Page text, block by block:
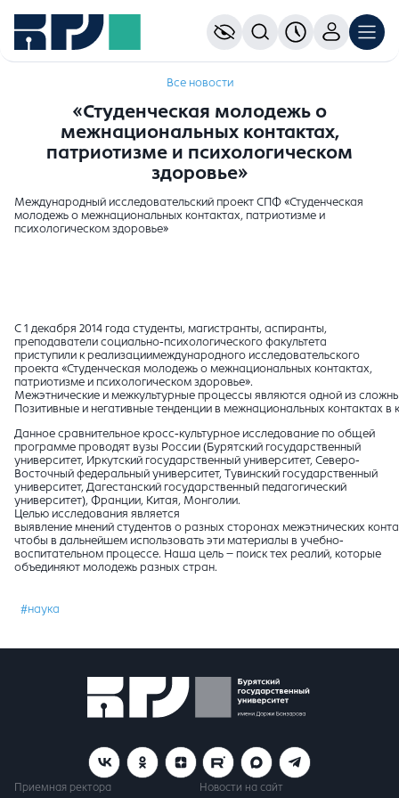
Все новости
«Студенческая молодежь о
межнациональных контактах,
патриотизме и психологическом
здоровье»
Международный исследовательский проект СПФ «Студенческая
молодежь о межнациональных контактах, патриотизме и
психологическом здоровье»
С 1 декабря 2014 года студенты, магистранты, аспиранты,
преподаватели социально-психологического факультета
приступили к реализациимеждународного исследовательского
проекта «Студенческая молодежь о межнациональных контактах,
патриотизме и психологическом здоровье».
Межэтнические и межкультурные процессы являются одной из
Позитивные и негативные тенденции в межнациональных контактах
Данное сравнительное кросс-культурное исследование по общей
программе проводят вузы России (Бурятский государственный
университет, Иркутский государственный университет, Северо-
Восточный федеральный университет, Тувинский государственный
университет, Дагестанский государственный педагогический
университет), Франции, Китая, Монголии.
Целью исследования является
выявление мнений студентов о разных сторонах межэтнических
чтобы в дальнейшем использовать эти материалы в учебно-
воспитательном процессе. Наша цель – поиск тех реалий, которые
объединяют молодежь разных стран.
#наука
Приемная ректора Новости на сайт